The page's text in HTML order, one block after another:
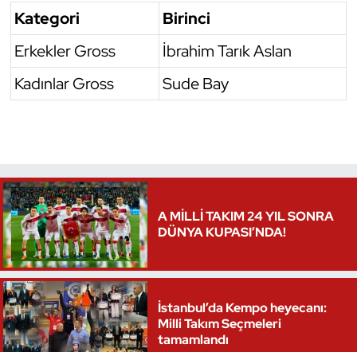
Kategori
Birinci
Erkekler Gross
İbrahim Tarık Aslan
Kadınlar Gross
Sude Bay
A MİLLİ TAKIM 24 YIL SONRA
DÜNYA KUPASI’NDA!
İstanbul’da Kempo heyecanı:
Milli Takım Seçmeleri
tamamlandı
Triatlon
Voleybol
Yelken
Yüzme